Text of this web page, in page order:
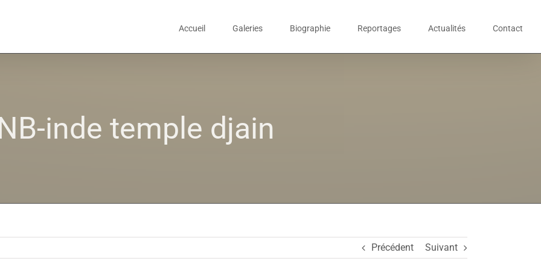
Accueil Galeries Biographie Reportages Actualités Contact
inde temple djain
Précédent Suivant